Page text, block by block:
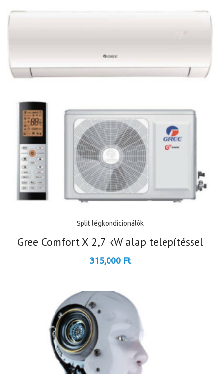
Split légkondícionálók
Gree Comfort X 2,7 kW alap telepítéssel
315,000 Ft